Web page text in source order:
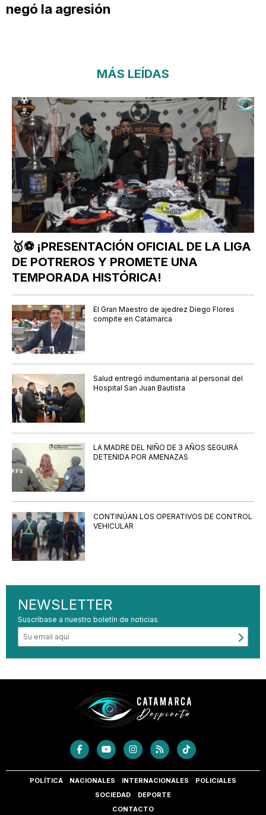
negó la agresión
MÁS LEÍDAS
🥇⚽ ¡PRESENTACIÓN OFICIAL DE LA LIGA
DE POTREROS Y PROMETE UNA
TEMPORADA HISTÓRICA!
El Gran Maestro de ajedrez Diego Flores
compite en Catamarca
Salud entregó indumentaria al personal del
Hospital San Juan Bautista
LA MADRE DEL NIÑO DE 3 AÑOS SEGUIRÁ
DETENIDA POR AMENAZAS
CONTINÚAN LOS OPERATIVOS DE CONTROL
VEHICULAR
NEWSLETTER
Suscríbase a nuestro boletín de noticias
POLÍTICA NACIONALES INTERNACIONALES
POLICIALES
SOCIEDAD
DEPORTE
CONTACTO